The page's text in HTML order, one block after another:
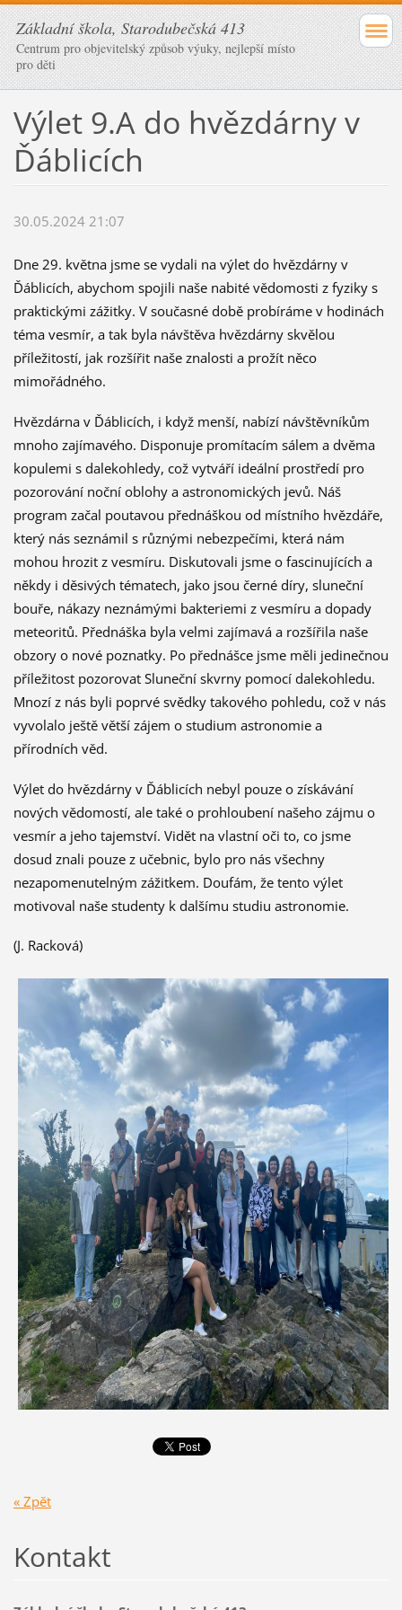
Základní škola, Starodubečská 413
Centrum pro objevitelský způsob výuky, nejlepší místo
pro děti
Výlet 9.A do hvězdárny v
Ďáblicích
30.05.2024 21:07
Dne 29. května jsme se vydali na výlet do hvězdárny v
Ďáblicích, abychom spojili naše nabité vědomosti z fyziky s
praktickými zážitky. V současné době probíráme v hodinách
téma vesmír, a tak byla návštěva hvězdárny skvělou
příležitostí, jak rozšířit naše znalosti a prožít něco
mimořádného.
Hvězdárna v Ďáblicích, i když menší, nabízí návštěvníkům
mnoho zajímavého. Disponuje promítacím sálem a dvěma
kopulemi s dalekohledy, což vytváří ideální prostředí pro
pozorování noční oblohy a astronomických jevů. Náš
program začal poutavou přednáškou od místního hvězdáře,
který nás seznámil s různými nebezpečími, která nám
mohou hrozit z vesmíru. Diskutovali jsme o fascinujících a
někdy i děsivých tématech, jako jsou černé díry, sluneční
bouře, nákazy neznámými bakteriemi z vesmíru a dopady
meteoritů. Přednáška byla velmi zajímavá a rozšířila naše
obzory o nové poznatky. Po přednášce jsme měli jedinečnou
příležitost pozorovat Sluneční skvrny pomocí dalekohledu.
Mnozí z nás byli poprvé svědky takového pohledu, což v nás
vyvolalo ještě větší zájem o studium astronomie a
přírodních věd.
Výlet do hvězdárny v Ďáblicích nebyl pouze o získávání
nových vědomostí, ale také o prohloubení našeho zájmu o
vesmír a jeho tajemství. Vidět na vlastní oči to, co jsme
dosud znali pouze z učebnic, bylo pro nás všechny
nezapomenutelným zážitkem. Doufám, že tento výlet
motivoval naše studenty k dalšímu studiu astronomie.
(J. Racková)
« Zpět
Kontakt